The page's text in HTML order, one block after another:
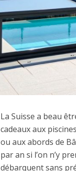
La Suisse a beau
cadeaux aux
ou aux abords de
par an si l’on n’y
débarquent sans